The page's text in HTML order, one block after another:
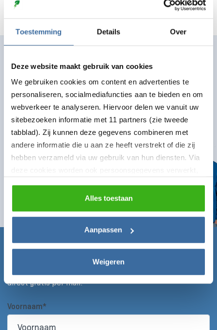
Toestemming Details Over
Deze website maakt gebruik van cookies
We gebruiken cookies om content en advertenties te
personaliseren, socialmediafuncties aan te bieden en om
webverkeer te analyseren. Hiervoor delen we vanuit uw
sitebezoeken informatie met 11 partners (zie tweede
tabblad). Zij kunnen deze gegevens combineren met
andere informatie die u aan ze heeft verstrekt of die zij
hebben verzameld via uw gebruik van hun diensten. Via
locatiegegevens, voorkeuren en surfgedrag. U kunt
privacybeleid.
Alles toestaan
Aanpassen
Weigeren
Direct deskundig advies
Hulp nodig bij een bestelling of een vraag over een
product? We helpen je graag op weg
Bel ons
085 130 4170
info@laaddirect.nl
Naar contactformulier
Claim nu gratis de Laadgids!
direct gratis per mail!
Voornaam*